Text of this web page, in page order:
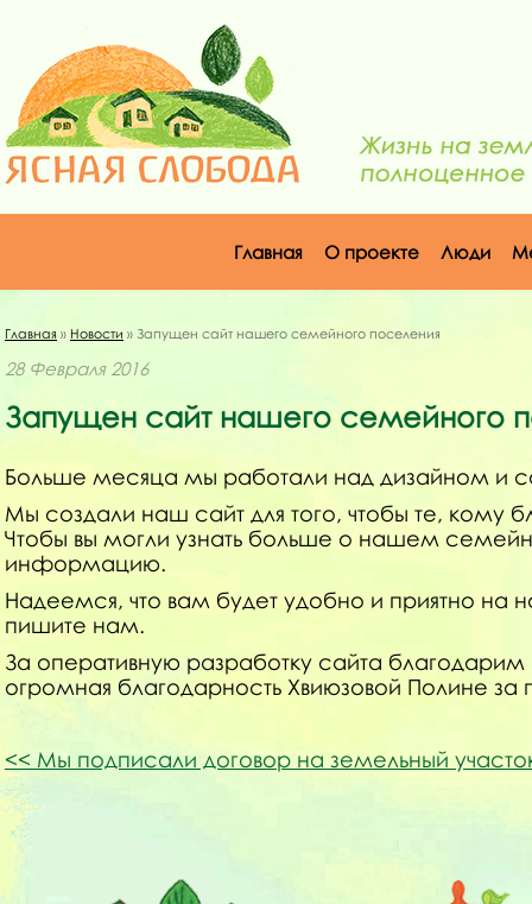
Главная О проекте Люди
Главная » Новости » Запущен сайт нашего семейного поселения
28 Февраля 2016
Запущен сайт нашего семейного
Больше месяца мы работали над дизайном и
Мы создали наш сайт для того, чтобы те, кому
Чтобы вы могли узнать больше о нашем
информацию.
Надеемся, что вам будет удобно и приятно на
пишите нам.
За оперативную разработку сайта
огромная благодарность Хвиюзовой Полине
Мы подписали договор на земельный